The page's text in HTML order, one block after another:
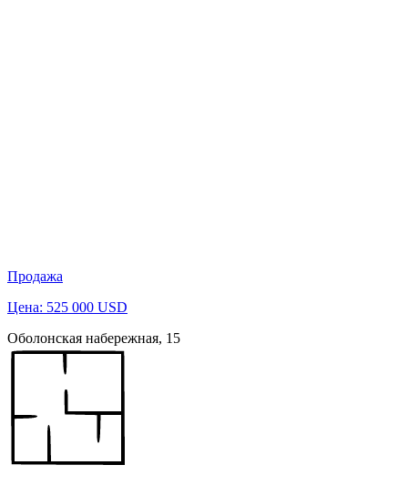
Продажа
Цена: 525 000 USD
Оболонская набережная, 15